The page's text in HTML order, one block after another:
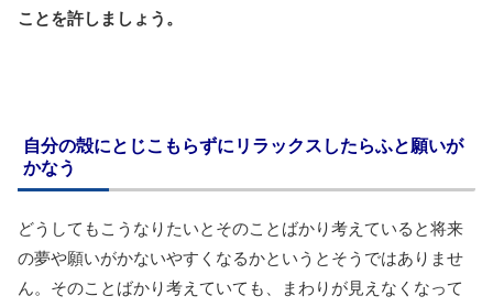
ことを許しましょう。
自分の殻にとじこもらずにリラックスしたらふと願いが
かなう
どうしてもこうなりたいとそのことばかり考えていると将来
の夢や願いがかないやすくなるかというとそうではありませ
ん。そのことばかり考えていても、まわりが見えなくなって